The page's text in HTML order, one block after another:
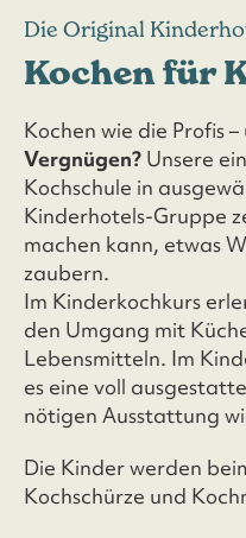
Die Original
Kochen für
Kochen wie die Profis
Vergnügen? Unsere
Kochschule in
Kinderhotels-Gruppe
machen kann, etwas
zaubern.
Im Kinderkochkurs
den Umgang mit
Lebensmitteln. Im
es eine voll
nötigen Ausstattung
Die Kinder werden
Kochschürze und